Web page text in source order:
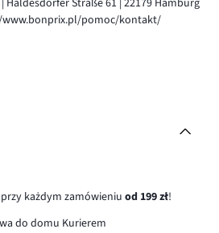
Haldesdorfer Straße 61 | 22179 Hamburg
www.bonprix.pl/pomoc/kontakt/
przy każdym zamówieniu od 199 zł!
do domu Kurierem